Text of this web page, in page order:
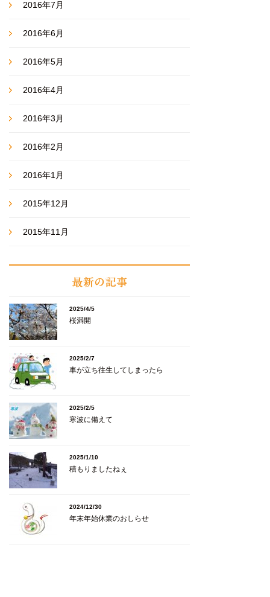
2016年7月
2016年6月
2016年5月
2016年4月
2016年3月
2016年2月
2016年1月
2015年12月
2015年11月
2025/4/5
桜満開
2025/2/7
車が立ち往生してしまったら
2025/2/5
寒波に備えて
2025/1/10
積もりましたねぇ
2024/12/30
年末年始休業のおしらせ